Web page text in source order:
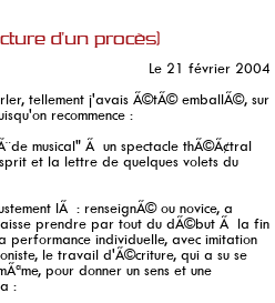
d'un procès)
Le 21 février 2004
tellement j'avais Ã©tÃ© emballÃ©, sur
recommence :
musical" Ã un spectacle thÃ©Ã¢tral
et la lettre de quelques volets du
lÃ : renseignÃ© ou novice, a
prendre par tout du dÃ©but Ã la fin
performance individuelle, avec imitation
le travail d'Ã©criture, qui a su se
pour donner un sens et une
: